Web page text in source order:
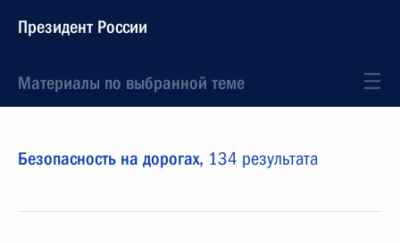
Президент России
Материалы по выбранной теме
Безопасность на дорогах, 134 результата